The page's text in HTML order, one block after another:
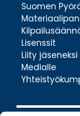
Suomen
Lisenssit
Liity jäseneksi
Medialle